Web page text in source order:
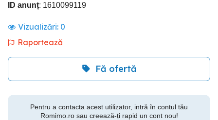
ID anunț: 1610099119
Vizualizări: 0
Raportează
Fă ofertă
Pentru a contacta acest utilizator, intră în contul tău
Romimo.ro sau creează-ți rapid un cont nou!